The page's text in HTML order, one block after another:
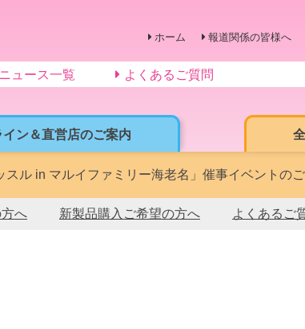
イン＆直営店のご案内
ホーム 報道関係の皆様へ
ニュース一覧 よくあるご質問
スル in マルイファミリー海老名」催事イベントの
へ 新製品購入ご希望の方へ よくあるご